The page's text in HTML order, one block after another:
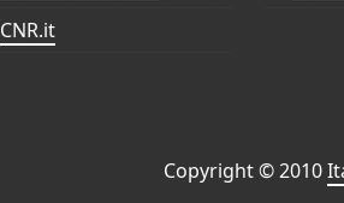
CNR.it
Copyright © 2010